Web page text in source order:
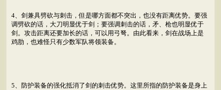
4、剑兼具劈砍与刺击，但是哪方面都不突出，也没有距离优势。要强
调劈砍的话，大刀明显优于剑；要强调刺击的话，矛、枪也明显优于
剑。攻击距离还要加长的话，可以用弓弩。由此看来，剑在战场上是
鸡肋，也难怪只有少数军队将领装备。
5、防护装备的强化抵消了剑的刺击优势。这里所指的防护装备是身上